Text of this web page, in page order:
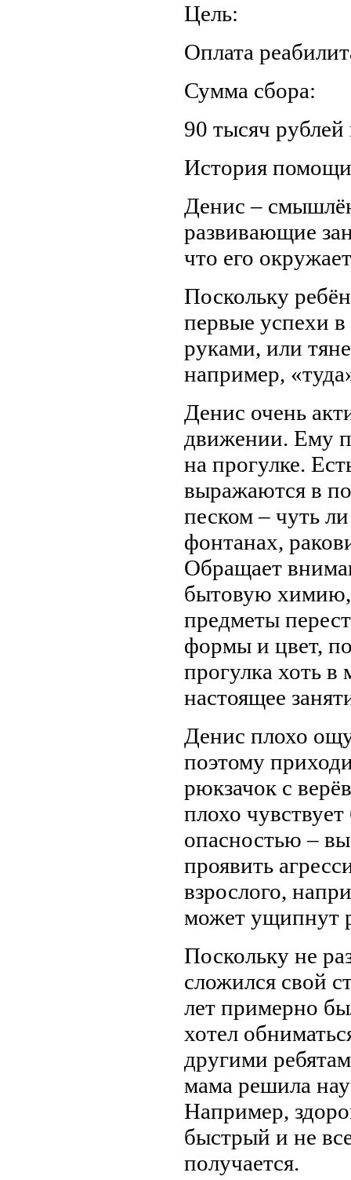
Цель:
Оплата
Сумма сбора:
90 тысяч рублей
История помощи
Денис –
развивающие
что его
Поскольку
первые успехи
руками, или
например,
Денис очень
движении. Ему
на прогулке.
выражаются в
песком – чуть
фонтанах,
Обращает
бытовую химию,
предметы
формы и цвет,
прогулка хоть в
настоящее
Денис плохо
поэтому
рюкзачок с
плохо
опасностью –
проявить
взрослого,
может ущипнут
Поскольку не
сложился свой
лет примерно
хотел
другими
мама решила
Например,
быстрый и не
получается.